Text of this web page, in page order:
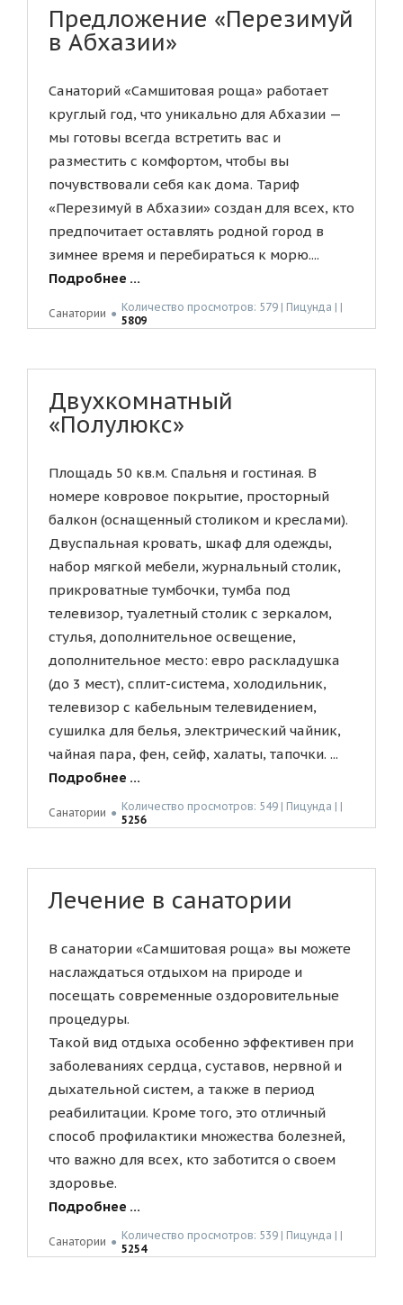
Предложение «Перезимуй
в Абхазии»
Санаторий «Самшитовая роща» работает
круглый год, что уникально для Абхазии —
мы готовы всегда встретить вас и
разместить с комфортом, чтобы вы
почувствовали себя как дома. Тариф
«Перезимуй в Абхазии» создан для всех, кто
предпочитает оставлять родной город в
зимнее время и перебираться к морю....
Подробнее ...
Санатории ● Количество просмотров: 579 | Пицунда | |
5809
Двухкомнатный
«Полулюкс»
Площадь 50 кв.м. Спальня и гостиная. В
номере ковровое покрытие, просторный
балкон (оснащенный столиком и креслами).
Двуспальная кровать, шкаф для одежды,
набор мягкой мебели, журнальный столик,
прикроватные тумбочки, тумба под
телевизор, туалетный столик с зеркалом,
стулья, дополнительное освещение,
дополнительное место: евро раскладушка
(до 3 мест), сплит-система, холодильник,
телевизор с кабельным телевидением,
сушилка для белья, электрический чайник,
чайная пара, фен, сейф, халаты, тапочки. ...
Подробнее ...
Санатории ● Количество просмотров: 549 | Пицунда | |
5256
Лечение в санатории
В санатории «Самшитовая роща» вы можете
наслаждаться отдыхом на природе и
посещать современные оздоровительные
процедуры.
Такой вид отдыха особенно эффективен при
заболеваниях сердца, суставов, нервной и
дыхательной систем, а также в период
реабилитации. Кроме того, это отличный
способ профилактики множества болезней,
что важно для всех, кто заботится о своем
здоровье.
Подробнее ...
Санатории ● Количество просмотров: 539 | Пицунда | |
5254